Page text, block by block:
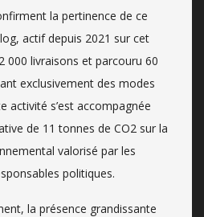
la pertinence de ce
actif depuis 2021 sur cet
000 livraisons et parcouru 60
exclusivement des modes
activité s’est accompagnée
de 11 tonnes de CO2 sur la
valorisé par les
politiques.
la présence grandissante